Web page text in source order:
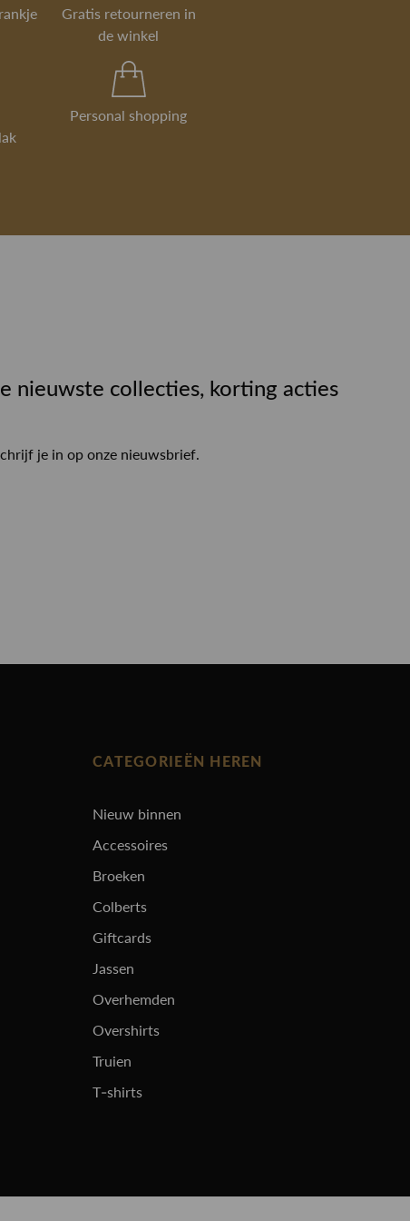
en de kleding kan direct
passend gemaakt worden indien
shop arrangement>
Gratis retourneren in
de winkel
Personal shopping
nieuwste collecties, korting acties
je in op onze nieuwsbrief.
CATEGORIEËN HEREN
Nieuw binnen
Accessoires
Broeken
Colberts
Giftcards
Jassen
Overhemden
Overshirts
Truien
T-shirts